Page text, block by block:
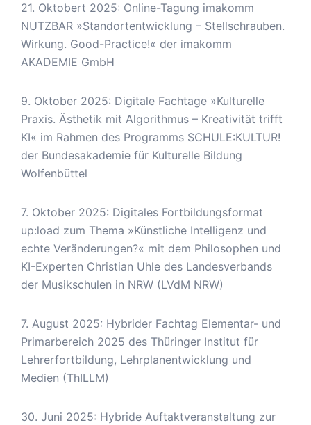
21. Oktobert 2025: Online-Tagung imakomm
NUTZBAR »Standortentwicklung – Stellschrauben.
Wirkung. Good-Practice!« der imakomm
AKADEMIE GmbH
9. Oktober 2025: Digitale Fachtage »Kulturelle
Praxis. Ästhetik mit Algorithmus – Kreativität trifft
KI« im Rahmen des Programms SCHULE:KULTUR!
der Bundesakademie für Kulturelle Bildung
Wolfenbüttel
7. Oktober 2025: Digitales Fortbildungsformat
up:load zum Thema »Künstliche Intelligenz und
echte Veränderungen?« mit dem Philosophen und
KI-Experten Christian Uhle des Landesverbands
der Musikschulen in NRW (LVdM NRW)
7. August 2025: Hybrider Fachtag Elementar- und
Primarbereich 2025 des Thüringer Institut für
Lehrerfortbildung, Lehrplanentwicklung und
Medien (ThILLM)
30. Juni 2025: Hybride Auftaktveranstaltung zur